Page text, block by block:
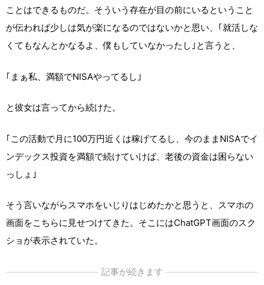
ことはできるものだ。そういう存在が目の前にいるということ
が伝われば少しは気が楽になるのではないかと思い、｢就活しな
くてもなんとかなるよ、僕もしていなかったし｣と言うと、
｢まぁ私、満額でNISAやってるし｣
と彼女は言ってから続けた。
｢この活動で月に100万円近くは稼げてるし、今のままNISAでイ
ンデックス投資を満額で続けていけば、老後の資金は困らない
っしょ｣
そう言いながらスマホをいじりはじめたかと思うと、スマホの
画面をこちらに見せつけてきた。そこにはChatGPT画面のスク
ショが表示されていた。
記事が続きます